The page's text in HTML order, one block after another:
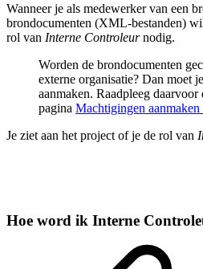
Wanneer je als medewerker van een
brondocumenten (XML-bestanden)
rol van Interne Controleurnodig.
Worden de brondocumenten
externe organisatie? Dan moet
aanmaken. Raadpleeg daarvoor
pagina Machtigingen aanmaken
Je ziet aan het project of je de rol van
Hoe word ik Interne